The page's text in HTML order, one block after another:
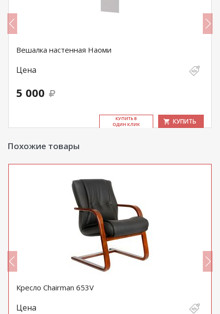
Вешалка настенная Наоми
Цена
5 000
КУ­ПИТЬ В
ОДИН КЛИК
КУПИТЬ
Похожие товары
Кресло Chairman 653V
Цена